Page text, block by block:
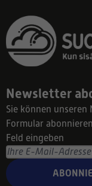
Newsletter
Sie können
Formular
Feld eingeben